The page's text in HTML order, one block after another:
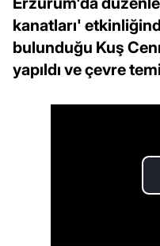
kanatları'
bulunduğu Kuş
yapıldı ve çevre